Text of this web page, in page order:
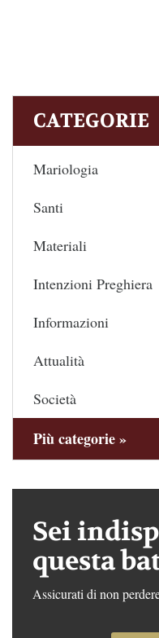
CATEGORIE
Mariologia
Santi
Materiali
Intenzioni Preghiera
Informazioni
Attualità
Società
Più categorie »
Sei
questa
Assicurati di non